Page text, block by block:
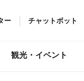
ー チャットボット
観光・イベント